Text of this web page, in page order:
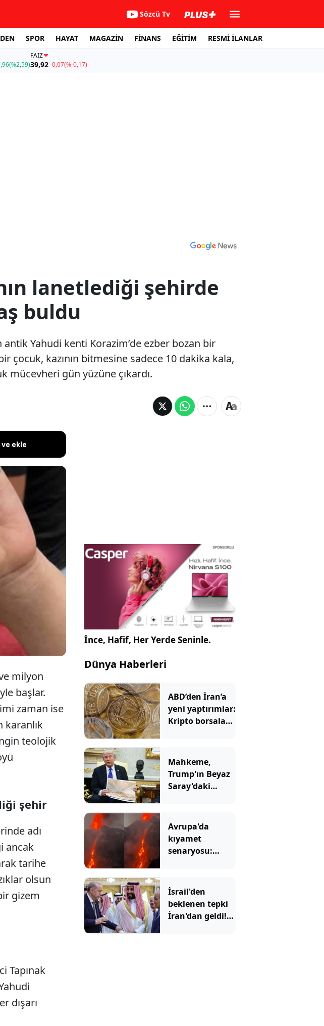
Sözcü Tv
SPOR HAYAT MAGAZİN FİNANS EĞİTİM RESMİ İLANLAR
(%2,59)
FAİZ
39,92-0,07(%-0,17)
lanetlediği şehirde
buldu
Yahudi kenti Korazim’de ezber bozan bir
çocuk, kazının bitmesine sadece 10 dakika kala,
mücevheri gün yüzüne çıkardı.
ve ekle
antik
Bölgede
sadece
nadir bir
milyon
başlar.
zaman ise
karanlık
teolojik
şehir
adı
ancak
tarihe
olsun
gizem
Sesi Aç
Tapınak
dışarı
İnce, Hafif, Her Yerde Seninle.
Dünya Haberleri
ABD’den İran’a
yeni yaptırımlar:
Kripto borsaları
Mahkeme,
Trump'ın Beyaz
Saray'daki
Avrupa'da
kıyamet
senaryosu:
olacak?
İsrail'den
beklenen tepki
İran'dan geldi!